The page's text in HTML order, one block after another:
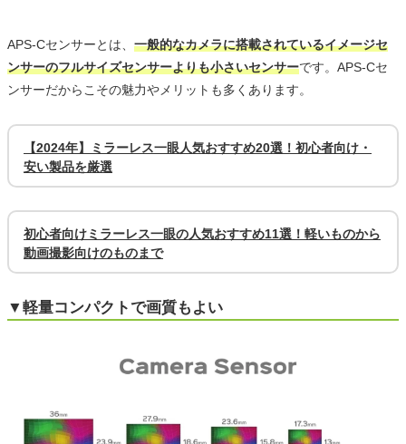
APS-Cセンサーとは、 一般的なカメラに搭載されているイメージセ
ンサーのフルサイズセンサーよりも小さいセンサーです。APS-Cセ
ンサーだからこその魅力やメリットも多くあります。
【2024年】ミラーレス一眼人気おすすめ20選！初心者向け・
安い製品を厳選
初心者向けミラーレス一眼の人気おすすめ11選！軽いものから
動画撮影向けのものまで
▼軽量コンパクトで画質もよい